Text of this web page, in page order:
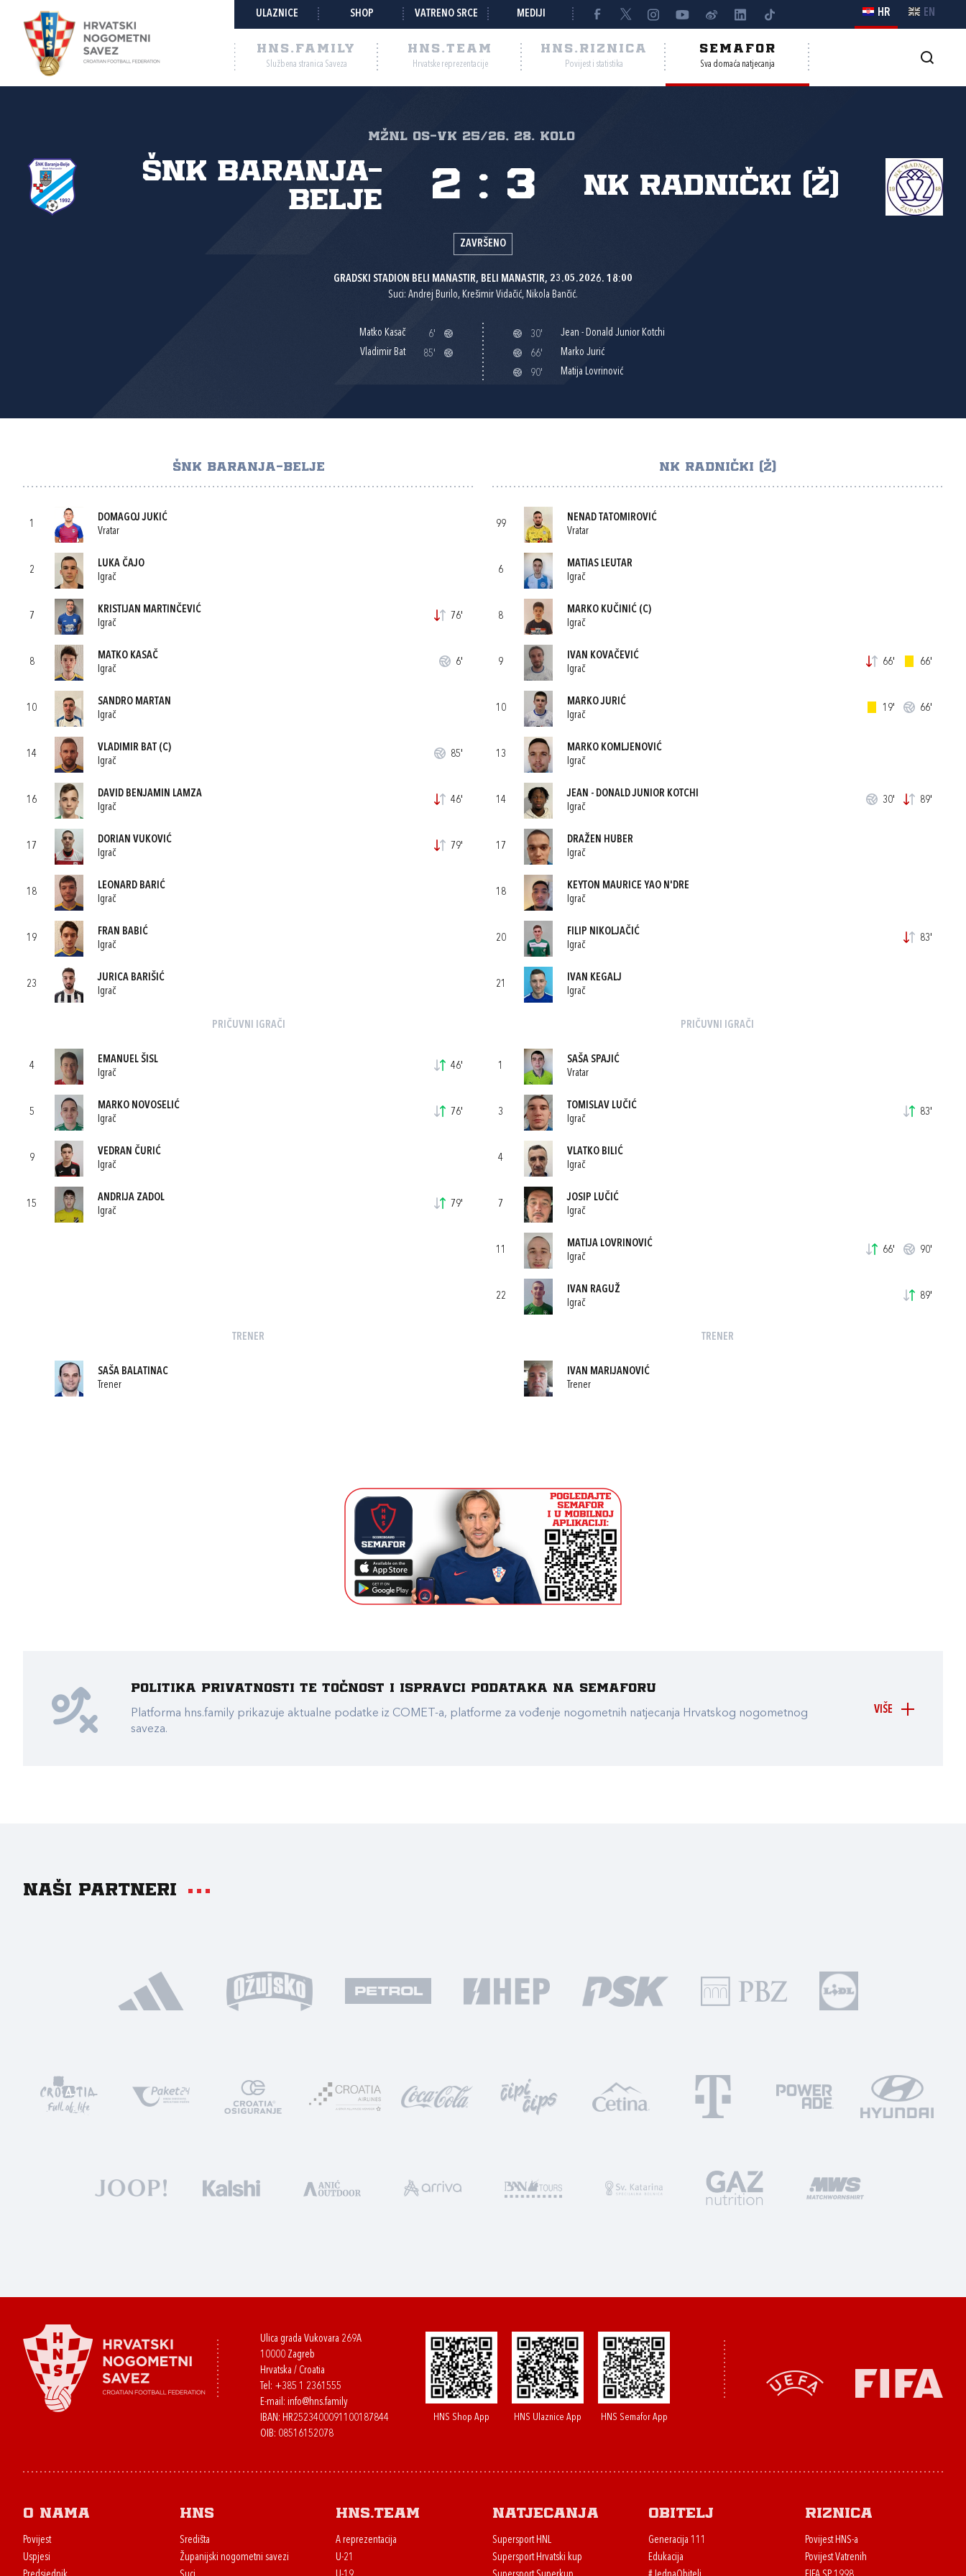
ULAZNICE SHOP VATRENO SRCE MEDIJI HR EN
HNS.FAMILY
Službena stranica Saveza
HNS.TEAM
Hrvatske reprezentacije
HNS.RIZNICA
Povijest i statistika
SEMAFOR
Sva domaća natjecanja
MŽNL Os-Vk 25/26, 28. kolo
ŠNK Baranja-
Belje
NK Radnički (Ž)
2 : 3
ZAVRŠENO
GRADSKI STADION BELI MANASTIR, BELI MANASTIR, 23.05.2026. 18:00
Suci: Andrej Burilo, Krešimir Vidačić, Nikola Bančić.
Matko Kasač
6'
Vladimir Bat
85'
30'
Jean - Donald Junior Kotchi
66'
Marko Jurić
90'
Matija Lovrinović
ŠNK BARANJA-BELJE
1
DOMAGOJ JUKIĆ
Vratar
2
LUKA ČAJO
Igrač
7
KRISTIJAN MARTINČEVIĆ
Igrač
76'
8
MATKO KASAČ
Igrač
6'
10
SANDRO MARTAN
Igrač
14
VLADIMIR BAT (C)
Igrač
85'
16
DAVID BENJAMIN LAMZA
Igrač
46'
17
DORIAN VUKOVIĆ
Igrač
79'
18
LEONARD BARIĆ
Igrač
19
FRAN BABIĆ
Igrač
23
JURICA BARIŠIĆ
Igrač
PRIČUVNI IGRAČI
4
EMANUEL ŠISL
Igrač
46'
5
MARKO NOVOSELIĆ
Igrač
76'
9
VEDRAN ČURIĆ
Igrač
15
ANDRIJA ZADOL
Igrač
79'
TRENER
SAŠA BALATINAC
Trener
NK RADNIČKI (Ž)
99
NENAD TATOMIROVIĆ
Vratar
6
MATIAS LEUTAR
Igrač
8
MARKO KUČINIĆ(C)
Igrač
9
IVAN KOVAČEVIĆ
Igrač
66' 66'
10
MARKO JURIĆ
Igrač
19' 66'
13
MARKO KOMLJENOVIĆ
Igrač
14
JEAN - DONALD JUNIOR KOTCHI
Igrač
30' 89'
17
DRAŽEN HUBER
Igrač
18
KEYTON MAURICE YAO N'DRE
Igrač
20
FILIP NIKOLJAČIĆ
Igrač
83'
21
IVAN KEGALJ
Igrač
PRIČUVNI IGRAČI
1
SAŠA SPAJIĆ
Vratar
3
TOMISLAV LUČIĆ
Igrač
83'
4
VLATKO BILIĆ
Igrač
7
JOSIP LUČIĆ
Igrač
11
MATIJA LOVRINOVIĆ
Igrač
66' 90'
22
IVAN RAGUŽ
Igrač
89'
TRENER
IVAN MARIJANOVIĆ
Trener
VIŠE
Politika privatnosti te točnost i ispravci podataka na Semaforu
Platforma hns.family prikazuje aktualne podatke iz COMET-a, platforme za vođenje nogometnih natjecanja Hrvatskog nogometnog
saveza.
Naši partneri
Ulica grada Vukovara 269A
10000 Zagreb
Hrvatska / Croatia
Tel: +385 1 2361555
E-mail: info@hns.family
IBAN: HR2523400091100187844
OIB: 08516152078
HNS Shop App HNS Ulaznice App HNS Semafor App
O nama
Povijest
Uspjesi
HNS
Središta
Županijski nogometni savezi
HNS.team
A reprezentacija
U-21
Natjecanja
Supersport HNL
Supersport Hrvatski kup
Obitelj
Generacija 111
Edukacija
Riznica
Povijest HNS-a
Povijest Vatrenih